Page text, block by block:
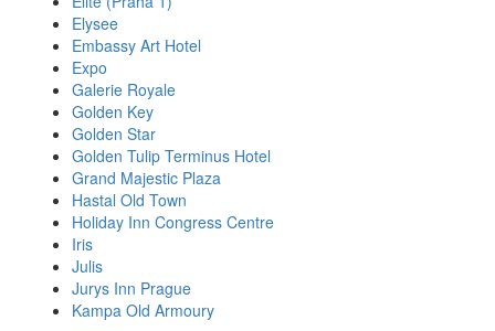
Elysee
Embassy Art Hotel
Expo
Galerie Royale
Golden Key
Golden Star
Golden Tulip Terminus Hotel
Grand Majestic Plaza
Hastal Old Town
Holiday Inn Congress Centre
Iris
Julis
Jurys Inn Prague
Kampa Old Armoury